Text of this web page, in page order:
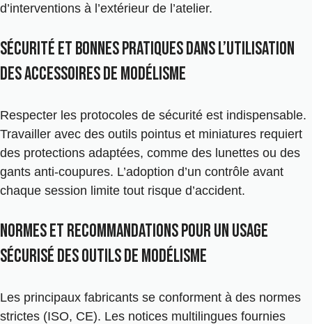
d’interventions à l’extérieur de l’atelier.
Sécurité et bonnes pratiques dans l’utilisation
des accessoires de modélisme
Respecter les protocoles de sécurité est indispensable.
Travailler avec des outils pointus et miniatures requiert
des protections adaptées, comme des lunettes ou des
gants anti-coupures. L’adoption d’un contrôle avant
chaque session limite tout risque d’accident.
Normes et recommandations pour un usage
sécurisé des outils de modélisme
Les principaux fabricants se conforment à des normes
strictes (ISO, CE). Les notices multilingues fournies